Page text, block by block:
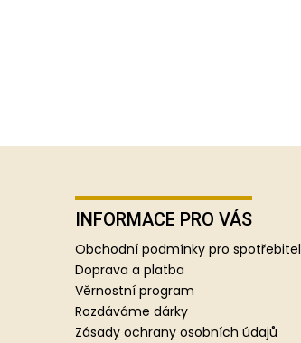
INFORMACE PRO VÁS
Obchodní podmínky pro
Doprava a platba
Věrnostní program
Rozdáváme dárky
Zásady ochrany osobních údajů